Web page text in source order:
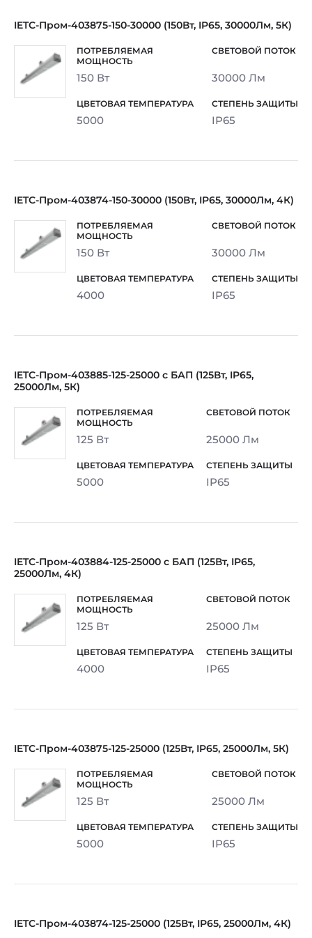
IETC-Пром-403875-150-30000 (150Вт, IP65, 30000Лм, 5К)
150 Вт 30000 Лм
5000 IP65
IETC-Пром-403874-150-30000 (150Вт, IP65, 30000Лм, 4К)
150 Вт 30000 Лм
4000 IP65
IETC-Пром-403885-125-25000 с БАП (125Вт, IP65,
25000Лм, 5К)
125 Вт 25000 Лм
5000 IP65
IETC-Пром-403884-125-25000 с БАП (125Вт, IP65,
25000Лм, 4К)
125 Вт 25000 Лм
4000 IP65
IETC-Пром-403875-125-25000 (125Вт, IP65, 25000Лм, 5К)
125 Вт 25000 Лм
5000 IP65
IETC-Пром-403874-125-25000 (125Вт, IP65, 25000Лм, 4К)